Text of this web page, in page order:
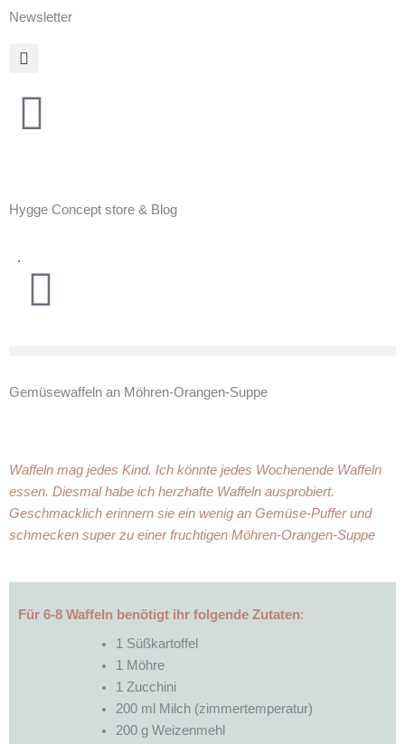
Zum
springen
Newsletter
Hygge Concept store & Blog
Warenkorb
Gemüsewaffeln an Möhren-Orangen-Suppe
Waffeln mag jedes Kind. Ich könnte jedes Wochenende Waffeln
essen. Diesmal habe ich herzhafte Waffeln ausprobiert.
Geschmacklich erinnern sie ein wenig an Gemüse-Puffer und
schmecken super zu einer fruchtigen Möhren-Orangen-Suppe
Für 6-8 Waffelnbenötigt ihr folgende Zutaten:
1 Süßkartoffel
1 Möhre
1 Zucchini
200 ml Milch (zimmertemperatur)
200 g Weizenmehl